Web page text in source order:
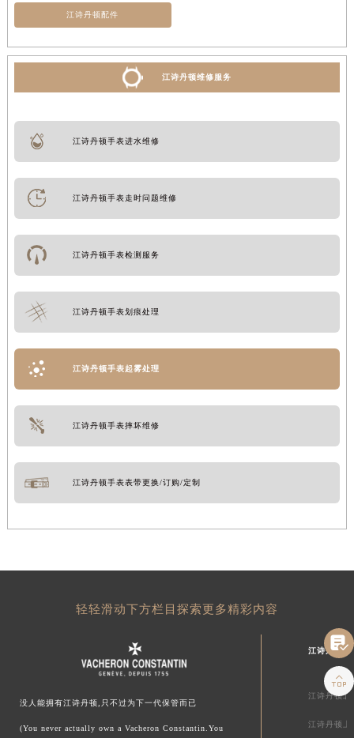
江诗丹顿配件
江诗丹顿维修服务
江诗丹顿手表进水维修
江诗丹顿手表走时问题维修
江诗丹顿手表检测服务
江诗丹顿手表划痕处理
江诗丹顿手表起雾处理
江诗丹顿手表摔坏维修
江诗丹顿手表表带更换/订购/定制
轻轻滑动下方栏目探索更多精彩内容
没人能拥有江诗丹顿,只不过为下一代保管而已
(You never actually own a Vacheron Constantin.You
江诗丹顿中
江诗丹顿北
江诗丹顿上

